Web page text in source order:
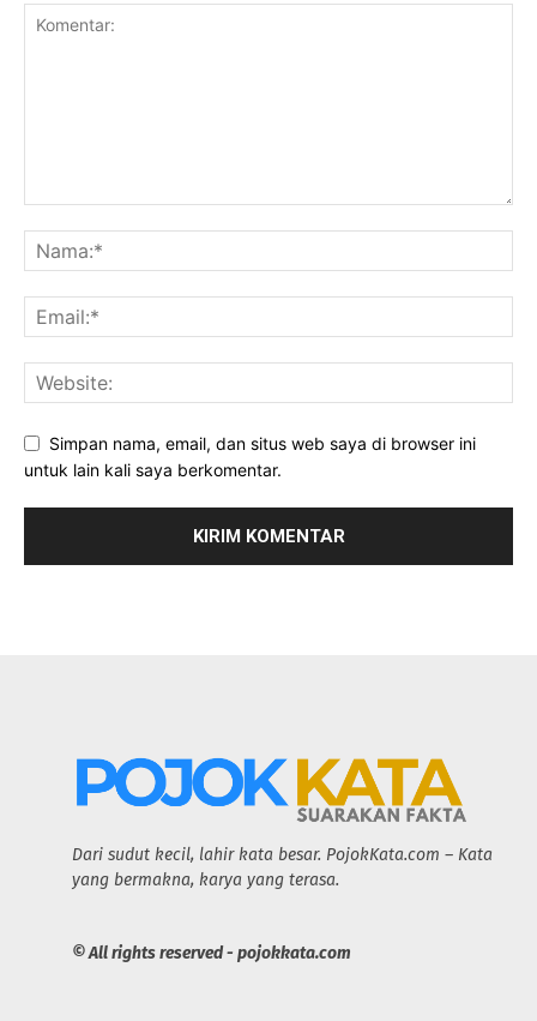
Simpan nama, email, dan situs web saya di browser ini
untuk lain kali saya berkomentar.
Dari sudut kecil, lahir kata besar. PojokKata.com – Kata
yang bermakna, karya yang terasa.
© All rights reserved - pojokkata.com